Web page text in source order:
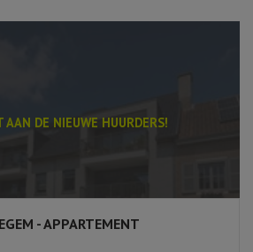
AAN DE NIEUWE HUURDERS!
2 1
- APPARTEMENT